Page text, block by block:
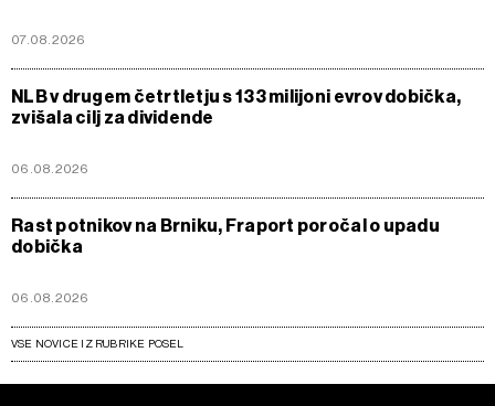
07.08.2026
NLB v drugem četrtletju s 133 milijoni evrov dobička,
zvišala cilj za dividende
06.08.2026
Rast potnikov na Brniku, Fraport poročal o upadu
dobička
06.08.2026
VSE NOVICE IZ RUBRIKE POSEL